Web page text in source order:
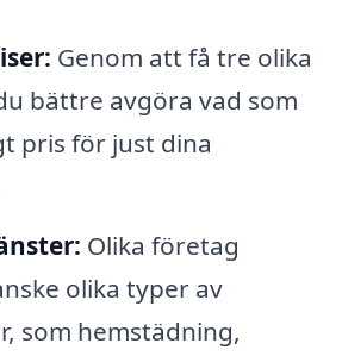
Genom att få tre olika
bättre avgöra vad som
pris för just dina
Olika företag
olika typer av
som hemstädning,